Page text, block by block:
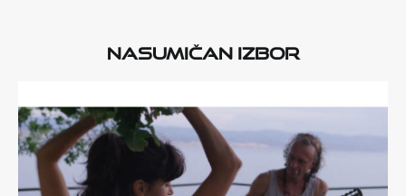
Nasumičan izbor